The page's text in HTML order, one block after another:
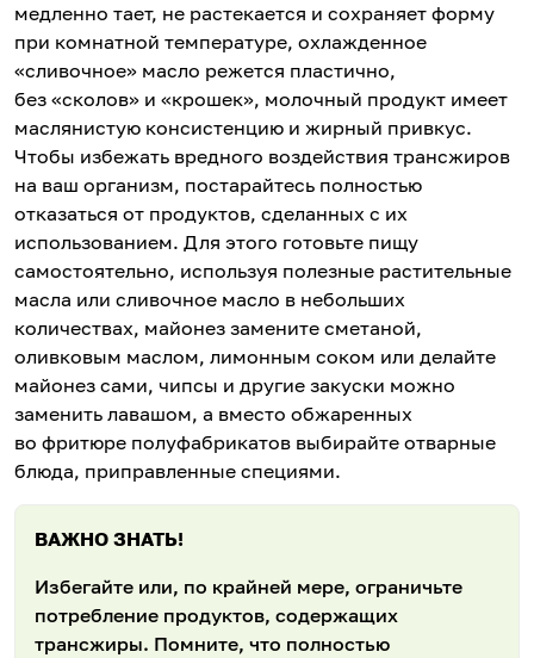
медленно тает, не растекается и сохраняет форму
при комнатной температуре, охлажденное
«сливочное» масло режется пластично,
без «сколов» и «крошек», молочный продукт имеет
маслянистую консистенцию и жирный привкус.
Чтобы избежать вредного воздействия трансжиров
на ваш организм, постарайтесь полностью
отказаться от продуктов, сделанных с их
использованием. Для этого готовьте пищу
самостоятельно, используя полезные растительные
масла или сливочное масло в небольших
количествах, майонез замените сметаной,
оливковым маслом, лимонным соком или делайте
майонез сами, чипсы и другие закуски можно
заменить лавашом, а вместо обжаренных
во фритюре полуфабрикатов выбирайте отварные
блюда, приправленные специями.
ВАЖНО ЗНАТЬ!
Избегайте или, по крайней мере, ограничьте
потребление продуктов, содержащих
трансжиры. Помните, что полностью